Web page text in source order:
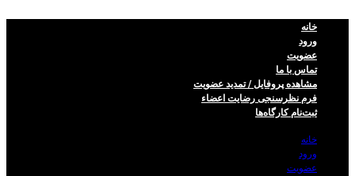
خانه
ورود
عضویت
تماس با ما
مشاهده پروفایل / تمدید عضویت
فرم نظر‌سنجی رضایت اعضاء
ثبت‌نام کارگاه‌ها
خانه
ورود
عضویت